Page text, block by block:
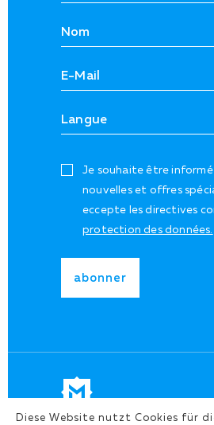
Je souhaite être informé
nouvelles et offres
eccepte les directives
protection des données.
Diese Website nutzt Cookies für